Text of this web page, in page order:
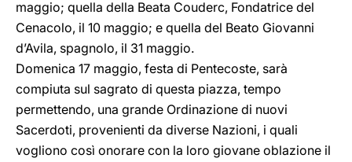
maggio; quella della Beata Couderc, Fondatrice del
Cenacolo, il 10 maggio; e quella del Beato Giovanni
d’Avila, spagnolo, il 31 maggio.
Domenica 17 maggio, festa di Pentecoste, sarà
compiuta sul sagrato di questa piazza, tempo
permettendo, una grande Ordinazione di nuovi
Sacerdoti, provenienti da diverse Nazioni, i quali
vogliono così onorare con la loro giovane oblazione il